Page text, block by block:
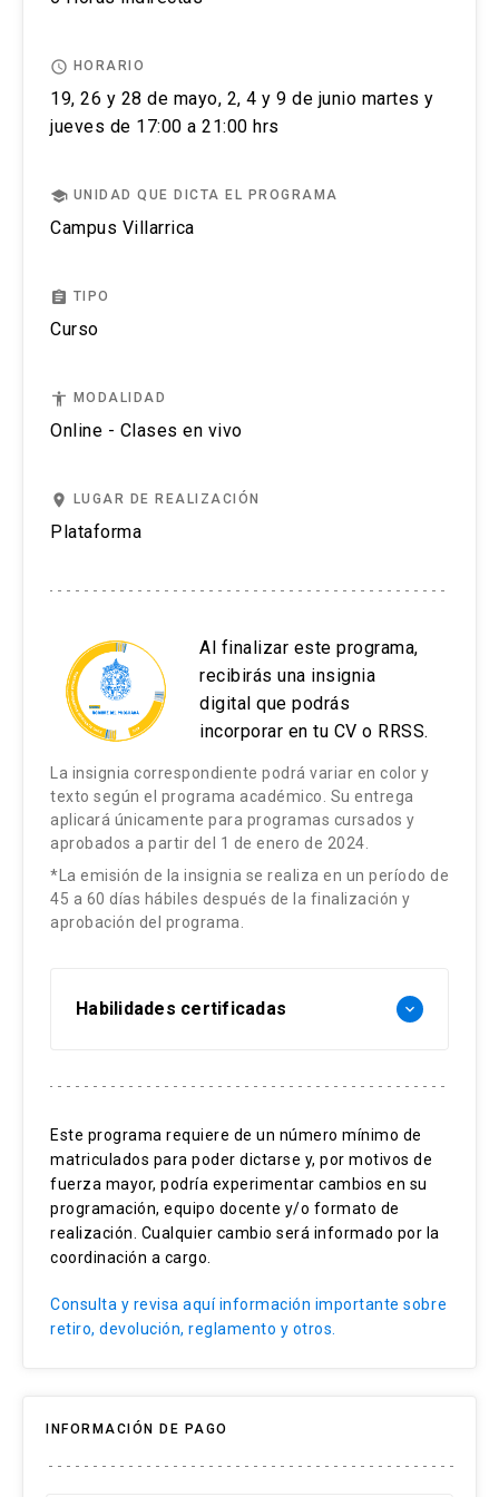
ambiente emocional
access_time HORARIO
19, 26 y 28 de mayo, 2, 4 y 9 de junio martes y
jueves de 17:00 a 21:00 hrs
school UNIDAD QUE DICTA EL PROGRAMA
Campus Villarrica
assignment TIPO
Curso
accessibility MODALIDAD
Online - Clases en vivo
place LUGAR DE REALIZACIÓN
Plataforma
Al finalizar este programa,
recibirás una insignia
digital que podrás
incorporar en tu CV o RRSS.
La insignia correspondiente podrá variar en color y
texto según el programa académico. Su entrega
aplicará únicamente para programas cursados y
aprobados a partir del 1 de enero de 2024.
*La emisión de la insignia se realiza en un período de
45 a 60 días hábiles después de la finalización y
aprobación del programa.
Habilidades certificadas keyboard_arrow_down
Interpretación de conceptos
Neurocientíficos aplicados al aprendizaje
Diseño de estrategias
Pedagógicas basadas en neurociencia
Fomento de la autorregulación
Este programa requiere de un número mínimo de
matriculados para poder dictarse y, por motivos de
fuerza mayor, podría experimentar cambios en su
programación, equipo docente y/o formato de
realización. Cualquier cambio será informado por la
coordinación a cargo.
Consulta y revisa aquí información importante sobre
retiro, devolución, reglamento y otros.
INFORMACIÓN DE PAGO